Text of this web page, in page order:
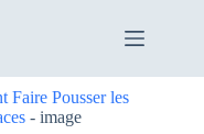
Faire Pousser les
- image